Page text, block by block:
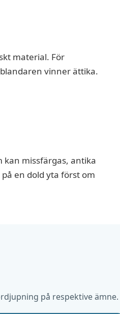
material. För
vinner ättika.
kan missfärgas, antika
en dold yta först om
på respektive ämne.